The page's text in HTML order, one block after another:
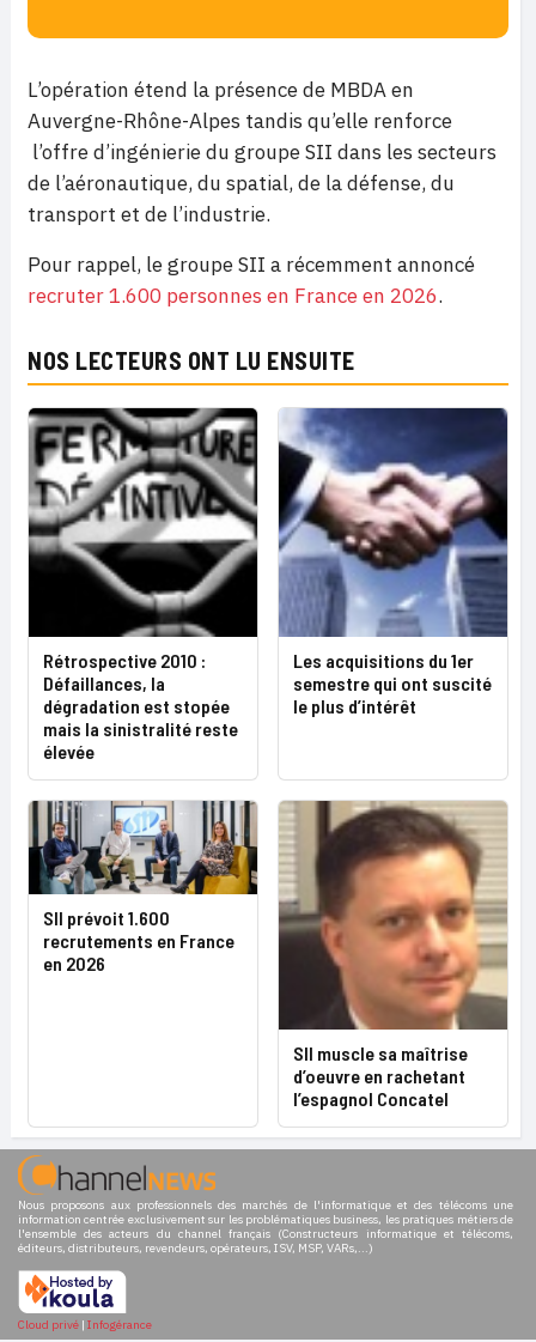
L’opération étend la présence de MBDA en
Auvergne-Rhône-Alpes tandis qu’elle renforce
l’offre d’ingénierie du groupe SII dans les secteurs
de l’aéronautique, du spatial, de la défense, du
transport et de l’industrie.
Pour rappel, le groupe SII a récemment annoncé
recruter 1.600 personnes en France en 2026.
NOS LECTEURS ONT LU ENSUITE
Rétrospective 2010 :
Défaillances, la
dégradation est stopée
mais la sinistralité reste
élevée
Les acquisitions du 1er
semestre qui ont suscité
le plus d’intérêt
SII prévoit 1.600
recrutements en France
en 2026
SII muscle sa maîtrise
d’oeuvre en rachetant
l’espagnol Concatel
Nous proposons aux professionnels des marchés de l'informatique et des télécoms une
information centrée exclusivement sur les problématiques business, les pratiques métiers de
l'ensemble des acteurs du channel français (Constructeurs informatique et télécoms,
éditeurs, distributeurs, revendeurs, opérateurs, ISV, MSP, VARs,...)
Cloud privé | Infogérance